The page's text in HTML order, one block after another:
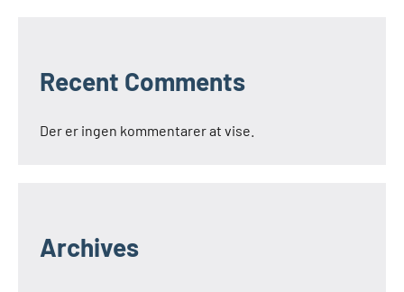
Recent Comments
Der er ingen kommentarer at vise.
Archives